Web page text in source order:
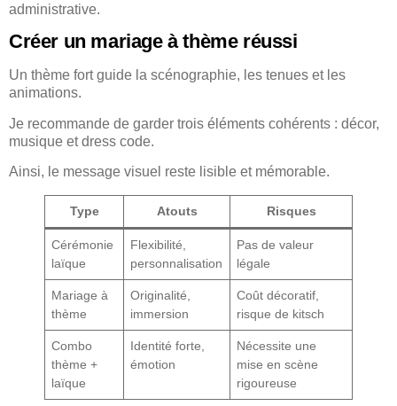
administrative.
Créer un mariage à thème réussi
Un thème fort guide la scénographie, les tenues et les
animations.
Je recommande de garder trois éléments cohérents : décor,
musique et dress code.
Ainsi, le message visuel reste lisible et mémorable.
Type Atouts Risques
Cérémonie
laïque
Flexibilité,
personnalisation
Pas de valeur
légale
Mariage à
thème
Originalité,
immersion
Coût décoratif,
risque de kitsch
Combo
thème +
laïque
Identité forte,
émotion
Nécessite une
mise en scène
rigoureuse